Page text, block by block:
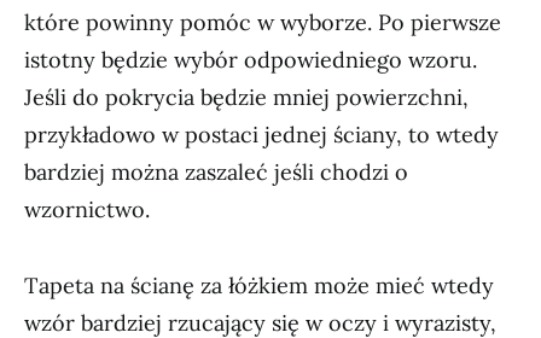
które powinny pomóc w wyborze. Po pierwsze
istotny będzie wybór odpowiedniego wzoru.
Jeśli do pokrycia będzie mniej powierzchni,
przykładowo w postaci jednej ściany, to wtedy
bardziej można zaszaleć jeśli chodzi o
wzornictwo.
Tapeta na ścianę za łóżkiem może mieć wtedy
wzór bardziej rzucający się w oczy i wyrazisty,